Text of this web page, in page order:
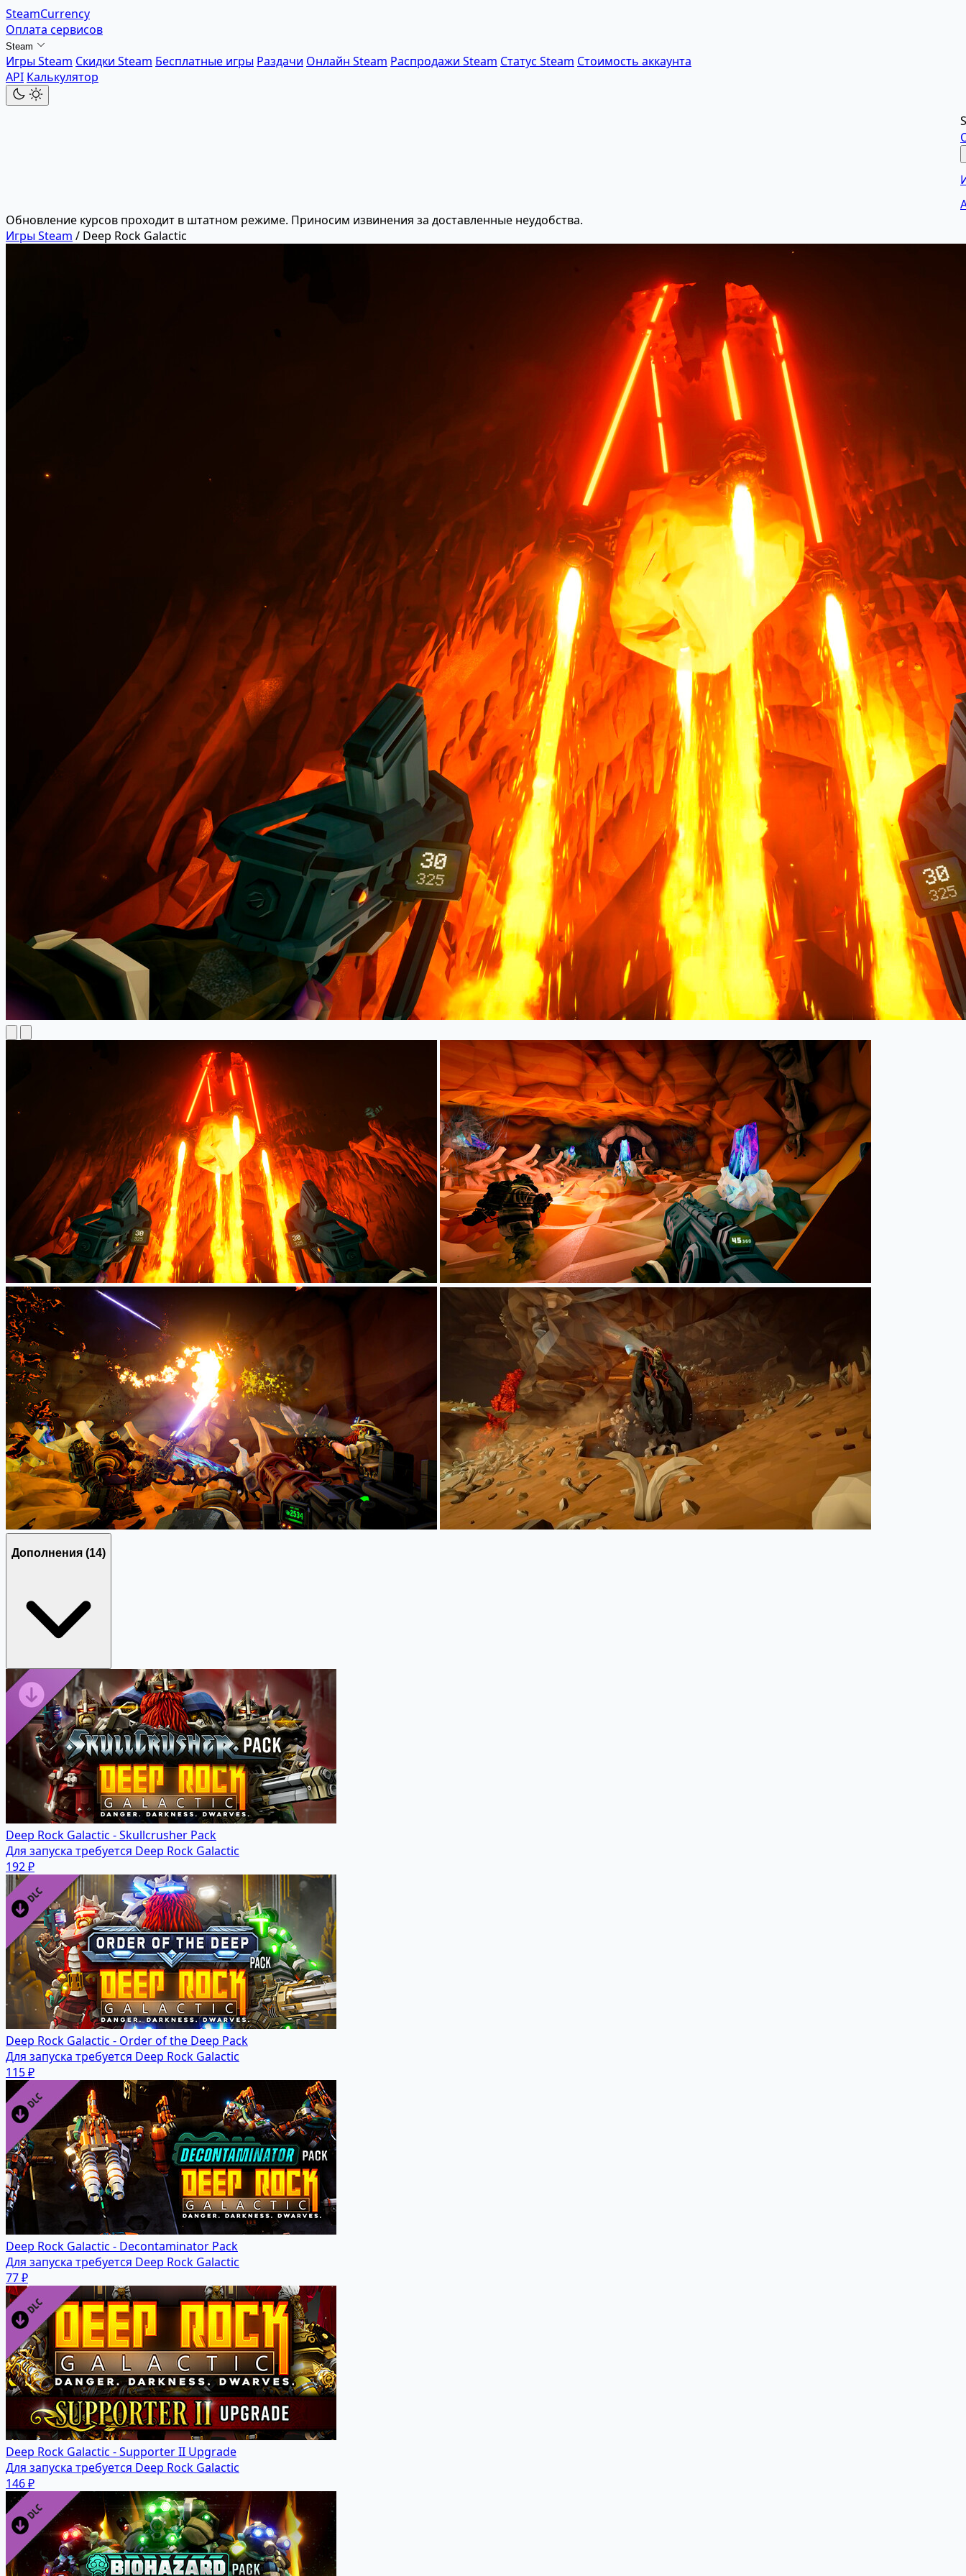
SteamCurrency
Оплата сервисов
Steam
Игры Steam Скидки Steam Бесплатные игры Раздачи Онлайн Steam Распродажи Steam Статус Steam Стоимость аккаунта
API Калькулятор
Обновление курсов проходит в штатном режиме. Приносим извинения за доставленные неудобства.
Игры Steam / Deep Rock Galactic
Дополнения (14)
Deep Rock Galactic - Skullcrusher Pack
Для запуска требуется Deep Rock Galactic
192 ₽
Deep Rock Galactic - Order of the Deep Pack
Для запуска требуется Deep Rock Galactic
115 ₽
Deep Rock Galactic - Decontaminator Pack
Для запуска требуется Deep Rock Galactic
77 ₽
Deep Rock Galactic - Supporter II Upgrade
Для запуска требуется Deep Rock Galactic
146 ₽